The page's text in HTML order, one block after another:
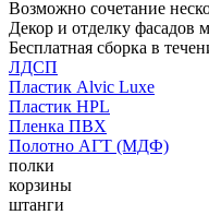
Возможно сочетание
Декор и отделку
Бесплатная сборка в
ЛДСП
Пластик Alvic Luxe
Пластик HPL
Пленка ПВХ
Полотно АГТ (МДФ)
полки
корзины
штанги